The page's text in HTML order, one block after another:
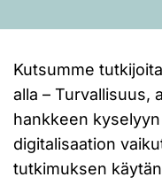
Kutsumme
alla – Turvallisuus,
hankkeen
digitalisaation
tutkimuksen